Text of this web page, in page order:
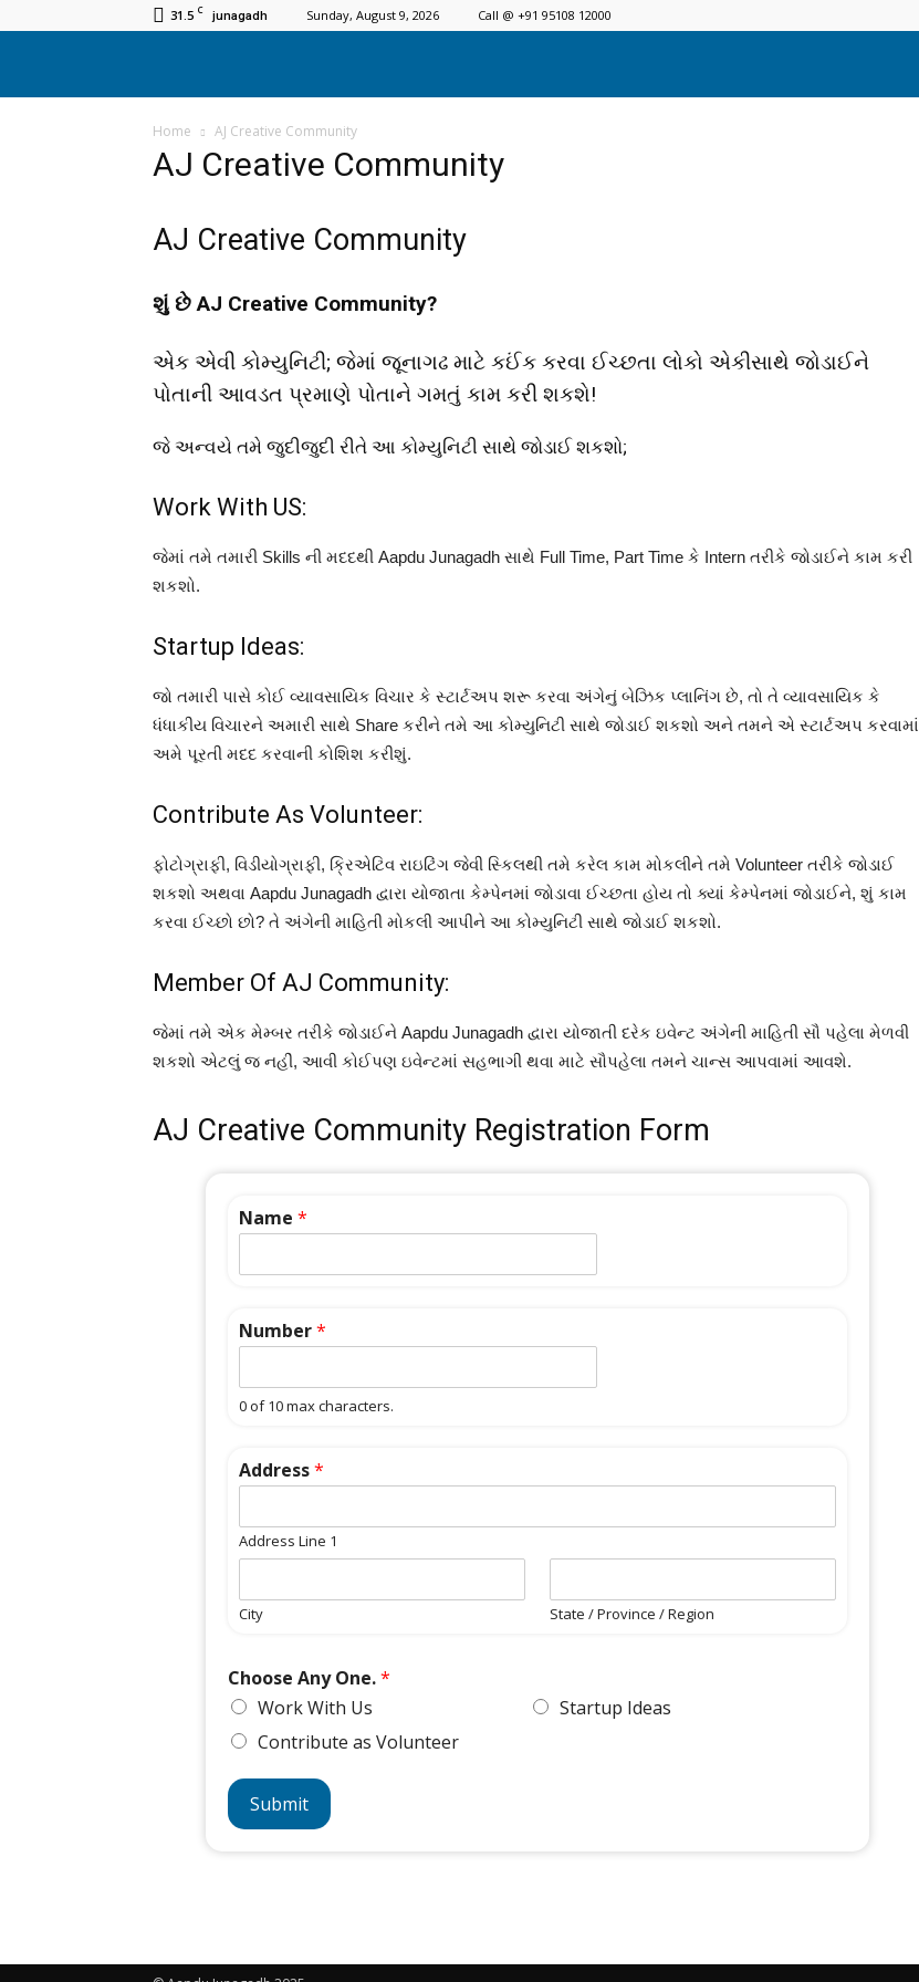
31.5 C junagadh Sunday, August 9, 2026 Call @ +91 95108 12000
Home AJ Creative Community
AJ Creative Community
AJ Creative Community
શું છે AJ Creative Community?
એક એવી કોમ્યુનિટી; જેમાં જૂનાગઢ માટે કઈંક કરવા ઈચ્છતા લોકો એકીસાથે જોડાઈને
પોતાની આવડત પ્રમાણે પોતાને ગમતું કામ કરી શકશે!
જે અન્વયે તમે જુદીજુદી રીતે આ કોમ્યુનિટી સાથે જોડાઈ શકશો;
Work With US:
જેમાં તમે તમારી Skills ની મદદથી Aapdu Junagadh સાથે Full Time, Part Time કે Intern તરીકે જોડાઈને કામ કરી
શકશો.
Startup Ideas:
જો તમારી પાસે કોઈ વ્યાવસાયિક વિચાર કે સ્ટાર્ટઅપ શરૂ કરવા અંગેનું બેઝિક પ્લાનિંગ છે, તો તે વ્યાવસાયિક કે
ધંધાકીય વિચારને અમારી સાથે Share કરીને તમે આ કોમ્યુનિટી સાથે જોડાઈ શકશો અને તમને એ સ્ટાર્ટઅપ કરવામાં
અમે પૂરતી મદદ કરવાની કોશિશ કરીશું.
Contribute As Volunteer:
ફોટોગ્રાફી, વિડીયોગ્રાફી, ક્રિએટિવ રાઇટિંગ જેવી સ્કિલથી તમે કરેલ કામ મોકલીને તમે Volunteer તરીકે જોડાઈ
શકશો અથવા Aapdu Junagadh દ્વારા યોજાતા કેમ્પેનમાં જોડાવા ઈચ્છતા હોય તો ક્યાં કેમ્પેનમાં જોડાઈને, શું કામ
કરવા ઈચ્છો છો? તે અંગેની માહિતી મોકલી આપીને આ કોમ્યુનિટી સાથે જોડાઈ શકશો.
Member Of AJ Community:
જેમાં તમે એક મેમ્બર તરીકે જોડાઈને Aapdu Junagadh દ્વારા યોજાતી દરેક ઇવેન્ટ અંગેની માહિતી સૌ પહેલા મેળવી
શકશો એટલું જ નહીં, આવી કોઈપણ ઇવેન્ટમાં સહભાગી થવા માટે સૌપહેલા તમને ચાન્સ આપવામાં આવશે.
AJ Creative Community Registration Form
Name *
Number*
0 of 10 max characters.
Address*
Address Line 1
City State / Province / Region
Choose Any One.*
Work With Us
Startup Ideas
Contribute as Volunteer
Submit